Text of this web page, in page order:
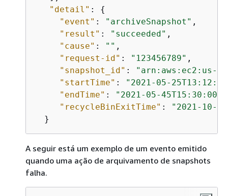
"detail" : {
"event" : "archiveSnapshot" ,
"result" : "succeeded" ,
"cause" : "" ,
"request-id" : "123456789" ,
"snapshot_id" :
"arn:aws:ec2:us-
"startTime" :
"2021-05-
"endTime" : "2021-05-45T15:30:00Z"
"recycleBinExitTime" :
"2021-10-
  }
A seguir está um exemplo de um evento emitido
quando uma ação de arquivamento de snapshots
falha.